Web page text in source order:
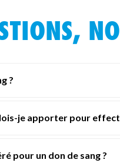
?
je apporter pour
pour un don de sang ?